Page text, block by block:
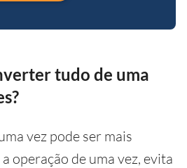
tudo de uma
vez pode ser mais
operação de uma vez, evita